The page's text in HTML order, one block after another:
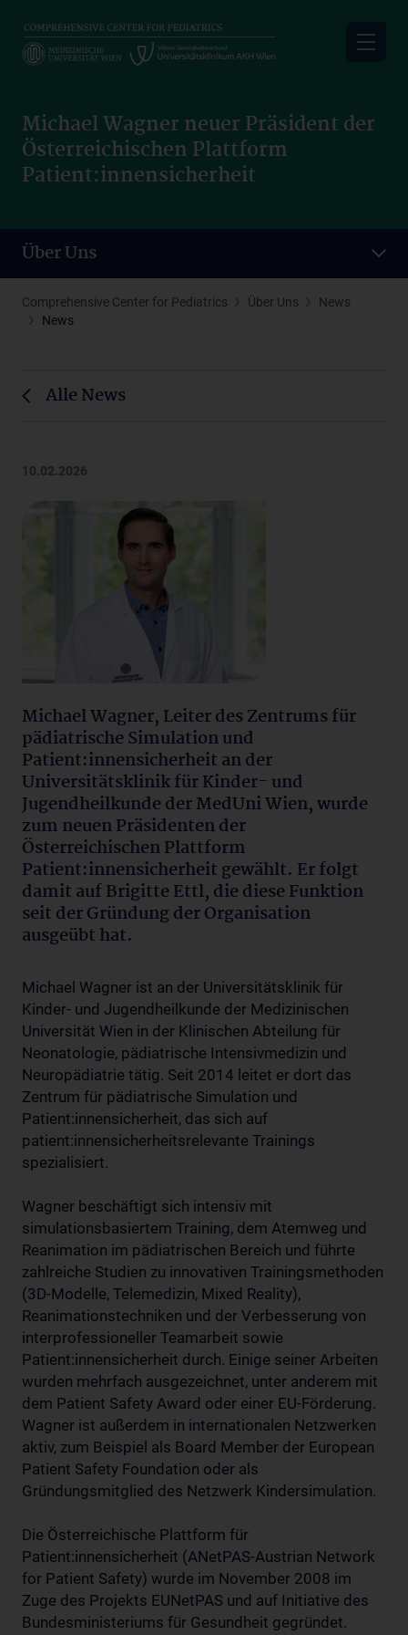
main
Michael Wagner neuer Präsident der
Österreichischen Plattform
Patient:innensicherheit
Über Uns
Comprehensive Center for Pediatrics Über Uns
News
News
Alle News
10.02.2026
Michael Wagner, Leiter des Zentrums für
pädiatrische Simulation und
Patient:innensicherheit an der
Universitätsklinik für Kinder- und
Jugendheilkunde der MedUni Wien, wurde
zum neuen Präsidenten der
Österreichischen Plattform
Patient:innensicherheit gewählt. Er folgt
damit auf Brigitte Ettl, die diese Funktion
seit der Gründung der Organisation
ausgeübt hat.
Michael Wagner ist an der Universitätsklinik für
Kinder- und Jugendheilkunde der Medizinischen
Universität Wien in der Klinischen Abteilung für
Neonatologie, pädiatrische Intensivmedizin und
Neuropädiatrie tätig. Seit 2014 leitet er dort das
Zentrum für pädiatrische Simulation und
Patient:innensicherheit, das sich auf
patient:innensicherheitsrelevante Trainings
spezialisiert.
Wagner beschäftigt sich intensiv mit
simulationsbasiertem Training, dem Atemweg und
Reanimation im pädiatrischen Bereich und führte
zahlreiche Studien zu innovativen Trainingsmethoden
(3D-Modelle, Telemedizin, Mixed Reality),
Reanimationstechniken und der Verbesserung von
interprofessioneller Teamarbeit sowie
Patient:innensicherheit durch. Einige seiner Arbeiten
wurden mehrfach ausgezeichnet, unter anderem mit
dem Patient Safety Award oder einer EU-Förderung.
Wagner ist außerdem in internationalen Netzwerken
aktiv, zum Beispiel als Board Member der European
Patient Safety Foundation oder als
Gründungsmitglied des Netzwerk Kindersimulation.
Die Österreichische Plattform für
Patient:innensicherheit (ANetPAS-Austrian Network
for Patient Safety) wurde im November 2008 im
Zuge des Projekts EUNetPAS und auf Initiative des
Bundesministeriums für Gesundheit gegründet.